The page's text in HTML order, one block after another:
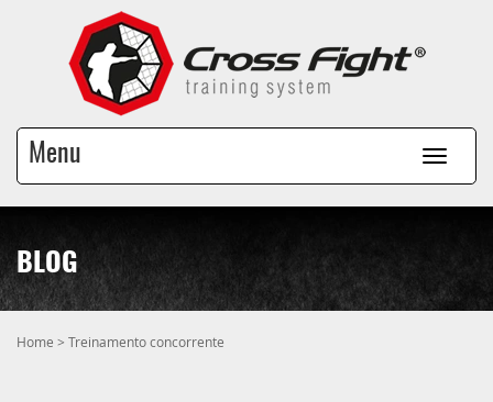
Menu
BLOG
Home > Treinamento concorrente